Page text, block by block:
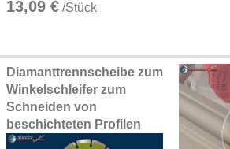
13,09 € /Stück
Diamanttrennscheibe zum
Winkelschleifer zum
Schneiden von
beschichteten Profilen